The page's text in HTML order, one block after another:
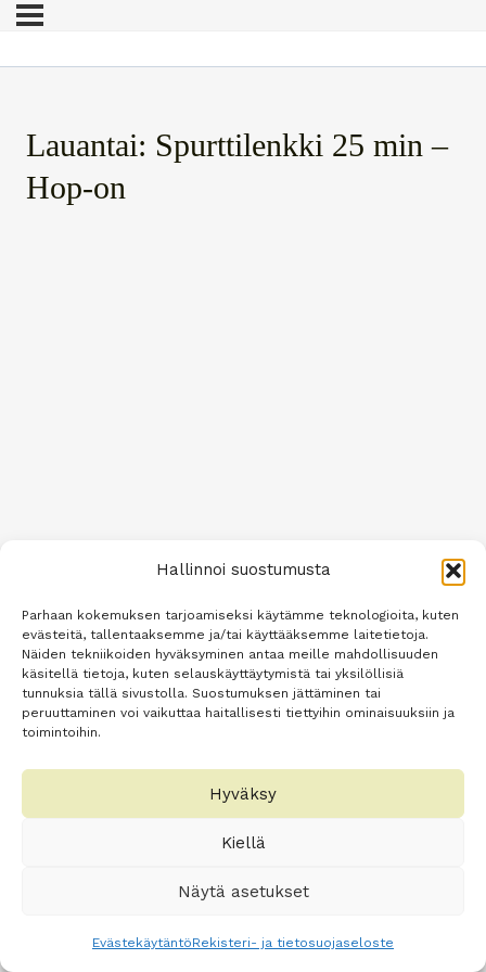
Hallinnoi suostumusta
Parhaan kokemuksen tarjoamiseksi käytämme teknologioita, kuten
evästeitä, tallentaaksemme ja/tai käyttääksemme laitetietoja.
Näiden tekniikoiden hyväksyminen antaa meille mahdollisuuden
käsitellä tietoja, kuten selauskäyttäytymistä tai yksilöllisiä
tunnuksia tällä sivustolla. Suostumuksen jättäminen tai
peruuttaminen voi vaikuttaa haitallisesti tiettyihin ominaisuuksiin ja
toimintoihin.
Hyväksy
Kiellä
Näytä asetukset
EvästekäytäntöRekisteri- ja tietosuojaseloste
Lauantai: Spurttilenkki 25 min –
Hop-on